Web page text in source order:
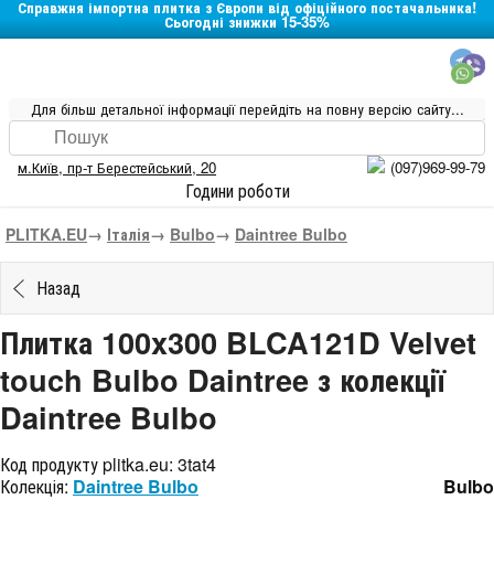
Справжня імпортна плитка з Європи від офіційного постачальника!
Сьогодні знижки 15-35%
Для більш детальної інформації перейдіть на повну версію сайту...
м.Київ, пр-т Берестейський, 20 (097)969-99-79
Години роботи
PLITKA.EU→ Італія→ Bulbo→ Daintree Bulbo
Назад
Плитка 100x300 BLCA121D Velvet
touch Bulbo Daintree з колекції
Daintree Bulbo
Код продукту plitka.eu: 3tat4
Колекція: Daintree Bulbo Bulbo